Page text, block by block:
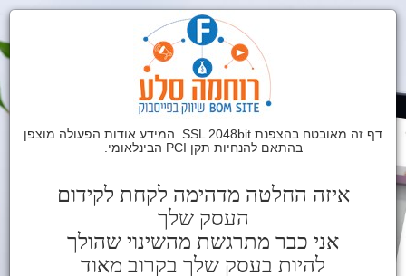
דף זה מאובטח בהצפנת SSL 2048bit. המידע אודות הפעולה מוצפן
בהתאם להנחיות תקן PCI הבינלאומי.
איזה החלטה מדהימה לקחת לקידום
העסק שלך
אני כבר מתרגשת מהשינוי שהולך
להיות בעסק שלך בקרוב מאוד